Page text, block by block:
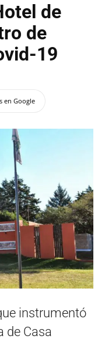
de
de
19
en Google
instrumentó
de Casa